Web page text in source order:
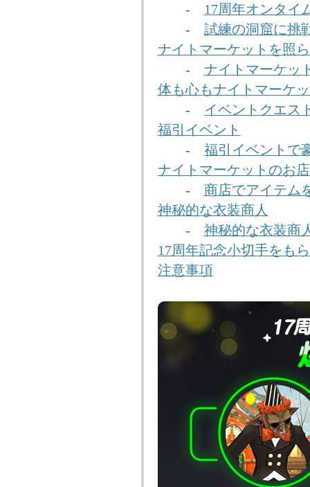
- 17周年オンタイ
- 試練の洞窟に挑
ナイトマーケットを照
- ナイトマーケッ
体も心もナイトマーケ
-
イベントクエス
福引イベント
- 福引イベントで
ナイトマーケットのお店
- 商店でアイテム
神秘的な衣装商人
- 神秘的な衣装商
17周年記念小切手をも
注意事項